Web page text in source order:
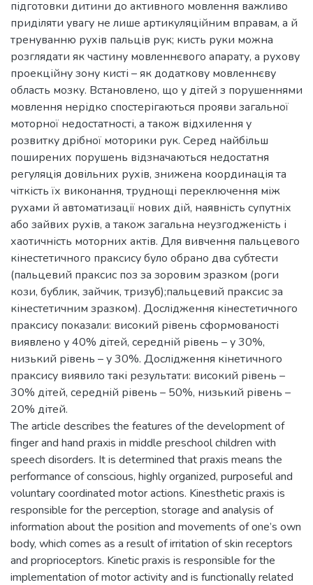
підготовки дитини до активного мовлення важливо
приділяти увагу не лише артикуляційним вправам, а й
тренуванню рухів пальців рук; кисть руки можна
розглядати як частину мовленнєвого апарату, а рухову
проекційну зону кисті – як додаткову мовленнєву
область мозку. Встановлено, що у дітей з порушеннями
мовлення нерідко спостерігаються прояви загальної
моторної недостатності, а також відхилення у
розвитку дрібної моторики рук. Серед найбільш
поширених порушень відзначаються недостатня
регуляція довільних рухів, знижена координація та
чіткість їх виконання, труднощі переключення між
рухами й автоматизації нових дій, наявність супутніх
або зайвих рухів, а також загальна неузгодженість і
хаотичність моторних актів. Для вивчення пальцевого
кінестетичного праксису було обрано два субтести
(пальцевий праксис поз за зоровим зразком (роги
кози, бублик, зайчик, тризуб);пальцевий праксис за
кінестетичним зразком). Дослідження кінестетичного
праксису показали: високий рівень сформованості
виявлено у 40% дітей, середній рівень – у 30%,
низький рівень – у 30%. Дослідження кінетичного
праксису виявило такі результати: високий рівень –
30% дітей, середній рівень – 50%, низький рівень –
20% дітей.
The article describes the features of the development of
finger and hand praxis in middle preschool children with
speech disorders. It is determined that praxis means the
performance of conscious, highly organized, purposeful and
voluntary coordinated motor actions. Kinesthetic praxis is
responsible for the perception, storage and analysis of
information about the position and movements of one’s own
body, which comes as a result of irritation of skin receptors
and proprioceptors. Kinetic praxis is responsible for the
implementation of motor activity and is functionally related